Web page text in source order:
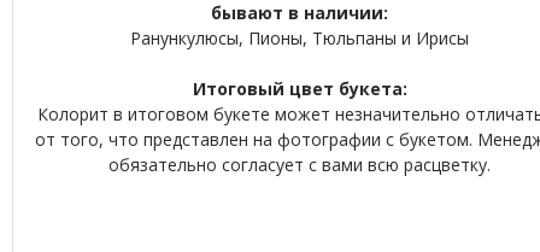
бывают в наличии:
Ранункулюсы, Пионы, Тюльпаны и Ирисы
Итоговый цвет букета:
Колорит в итоговом букете может незначительно
от того, что представлен на фотографии с букетом.
обязательно согласует с вами всю расцветку.